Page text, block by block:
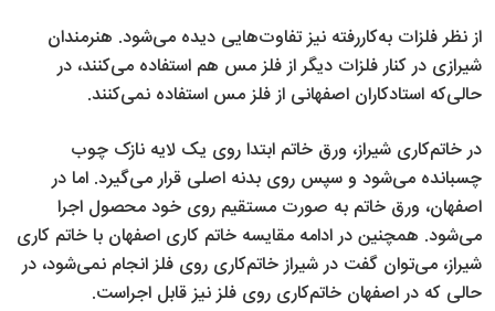
از نظر فلزات به‌کاررفته نیز تفاوت‌هایی دیده می‌شود. هنرمندان
شیرازی در کنار فلزات دیگر از فلز مس هم استفاده می‌کنند، در
حالی‌که استادکاران اصفهانی از فلز مس استفاده نمی‌کنند.
در خاتم‌کاری شیراز، ورق خاتم ابتدا روی یک لایه نازک چوب
چسبانده می‌شود و سپس روی بدنه اصلی قرار می‌گیرد. اما در
اصفهان، ورق خاتم به صورت مستقیم روی خود محصول اجرا
می‌شود. همچنین در ادامه مقایسه خاتم کاری اصفهان با خاتم کاری
شیراز، می‌توان گفت در شیراز خاتم‌کاری روی فلز انجام نمی‌شود، در
حالی‌ که در اصفهان خاتم‌کاری روی فلز نیز قابل اجراست.